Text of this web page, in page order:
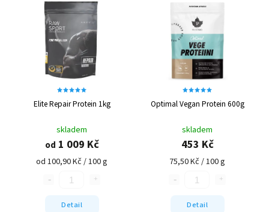
Nejprodávanější
Abecedně
Elite Repair Protein 1kg
skladem
od 1 009 Kč
od 100,90 Kč / 100 g
Detail
Optimal Vegan Protein 600g
skladem
453 Kč
75,50 Kč / 100 g
Detail